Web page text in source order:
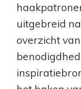
uitgebreid
overzicht